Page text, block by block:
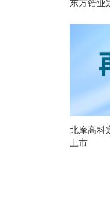
东方锆业
北摩高科
上市